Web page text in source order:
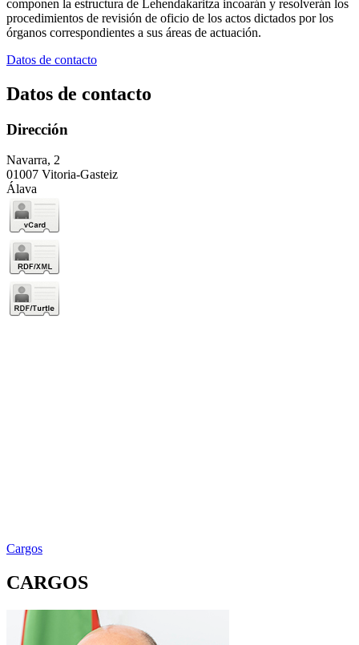
componen la estructura de Lehendakaritza incoarán y resolverán los
procedimientos de revisión de oficio de los actos dictados por los
órganos correspondientes a sus áreas de actuación.
Datos de contacto
Datos de contacto
Dirección
Navarra, 2
01007 Vitoria-Gasteiz
Álava
Cargos
CARGOS